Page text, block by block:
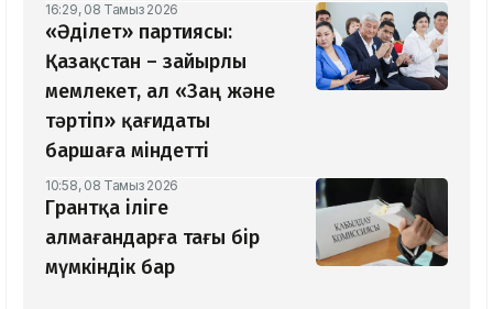
16:29, 08 Тамыз 2026
«Әділет» партиясы:
Қазақстан – зайырлы
мемлекет, ал «Заң және
тәртіп» қағидаты
баршаға міндетті
10:58, 08 Тамыз 2026
Грантқа іліге
алмағандарға тағы бір
мүмкіндік бар